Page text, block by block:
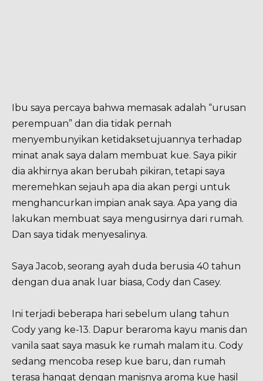
Ibu saya percaya bahwa memasak adalah “urusan
perempuan” dan dia tidak pernah
menyembunyikan ketidaksetujuannya terhadap
minat anak saya dalam membuat kue. Saya pikir
dia akhirnya akan berubah pikiran, tetapi saya
meremehkan sejauh apa dia akan pergi untuk
menghancurkan impian anak saya. Apa yang dia
lakukan membuat saya mengusirnya dari rumah.
Dan saya tidak menyesalinya.
Saya Jacob, seorang ayah duda berusia 40 tahun
dengan dua anak luar biasa, Cody dan Casey.
Ini terjadi beberapa hari sebelum ulang tahun
Cody yang ke-13. Dapur beraroma kayu manis dan
vanila saat saya masuk ke rumah malam itu. Cody
sedang mencoba resep kue baru, dan rumah
terasa hangat dengan manisnya aroma kue hasil